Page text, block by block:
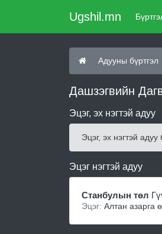
Ugshil.mn
Адууны бүртгэл
Дашзэгвийн
Эцэг, эх нэгтэй адуу
Эцэг, эх нэгтэй адуу
Эцэг нэгтэй адуу
Станбулын төл
Эцэг: Алтан азарга